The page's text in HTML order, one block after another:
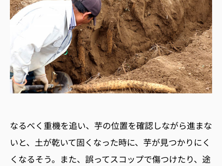
なるべく重機を追い、芋の位置を確認しながら進まな
いと、土が乾いて固くなった時に、芋が見つかりにく
くなるそう。また、誤ってスコップで傷つけたり、途